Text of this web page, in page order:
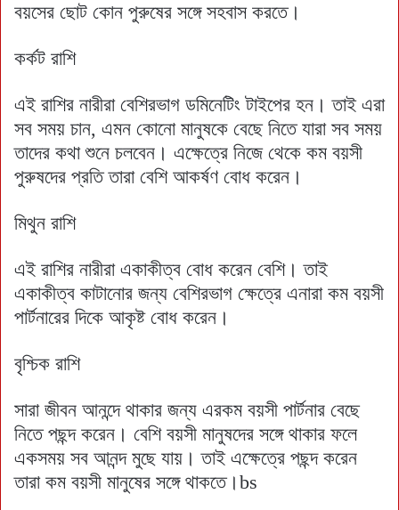
বয়সের ছোট কোন পুরুষের সঙ্গে সহবাস করতে।
কর্কট রাশি
এই রাশির নারীরা বেশিরভাগ ডমিনেটিং টাইপের হন। তাই এরা
সব সময় চান, এমন কোনো মানুষকে বেছে নিতে যারা সব সময়
তাদের কথা শুনে চলবেন। এক্ষেত্রে নিজে থেকে কম বয়সী
পুরুষদের প্রতি তারা বেশি আকর্ষণ বোধ করেন।
মিথুন রাশি
এই রাশির নারীরা একাকীত্ব বোধ করেন বেশি। তাই
একাকীত্ব কাটানোর জন্য বেশিরভাগ ক্ষেত্রে এনারা কম বয়সী
পার্টনারের দিকে আকৃষ্ট বোধ করেন।
বৃশ্চিক রাশি
সারা জীবন আনন্দে থাকার জন্য এরকম বয়সী পার্টনার বেছে
নিতে পছন্দ করেন। বেশি বয়সী মানুষদের সঙ্গে থাকার ফলে
একসময় সব আনন্দ মুছে যায়। তাই এক্ষেত্রে পছন্দ করেন
তারা কম বয়সী মানুষের সঙ্গে থাকতে।bs